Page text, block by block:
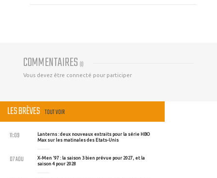
COMMENTAIRES (0)
Vous devez être connecté pour participer
LES BRÈVES TOUT VOIR
Lanterns : deux nouveaux extraits pour la série HBO
Max sur les matinales des Etats-Unis
11:09
X-Men '97 : la saison 3 bien prévue pour 2027, et la
saison 4 pour 2028
07 AOU